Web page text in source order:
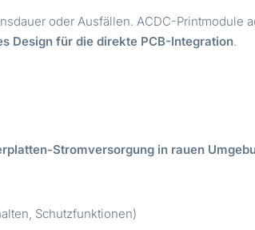
oder Ausfällen. ACDC-Printmodule
Design für die direkte PCB-Integration.
Stromversorgung in rauen
Schutzfunktionen)